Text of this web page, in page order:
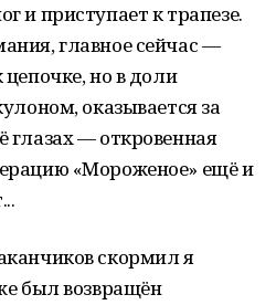
и приступает к трапезе.
главное сейчас —
но в доли
оказывается за
глазах — откровенная
«Мороженое» ещё и
скормил я
был возвращён